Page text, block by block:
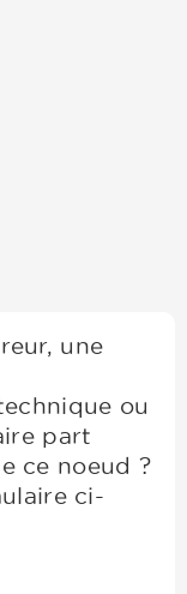
une
ou
part
ce noeud ?
ci-